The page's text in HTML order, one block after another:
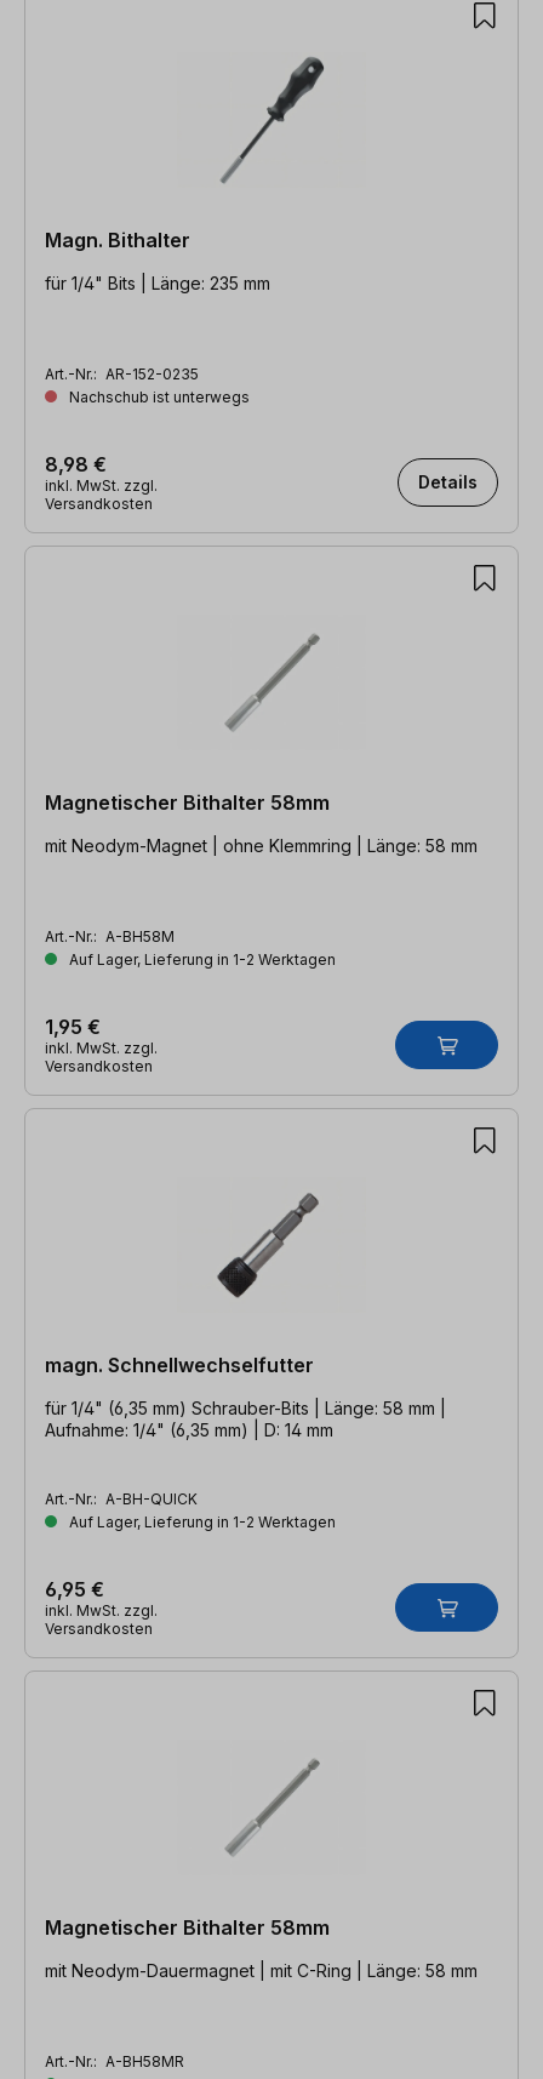
Magn. Bithalter
für 1/4" Bits | Länge: 235 mm
Art.-Nr.: AR-152-0235
Nachschub ist unterwegs
8,98 €
inkl. MwSt. zzgl.
Versandkosten
Details
Magnetischer Bithalter 58mm
mit Neodym-Magnet | ohne Klemmring | Länge: 58 mm
Art.-Nr.: A-BH58M
Auf Lager, Lieferung in 1-2 Werktagen
1,95 €
inkl. MwSt. zzgl.
Versandkosten
magn. Schnellwechselfutter
für 1/4" (6,35 mm) Schrauber-Bits | Länge: 58 mm |
Aufnahme: 1/4" (6,35 mm) | D: 14 mm
Art.-Nr.: A-BH-QUICK
Auf Lager, Lieferung in 1-2 Werktagen
6,95 €
inkl. MwSt. zzgl.
Versandkosten
Magnetischer Bithalter 58mm
mit Neodym-Dauermagnet | mit C-Ring | Länge: 58 mm
Art.-Nr.: A-BH58MR